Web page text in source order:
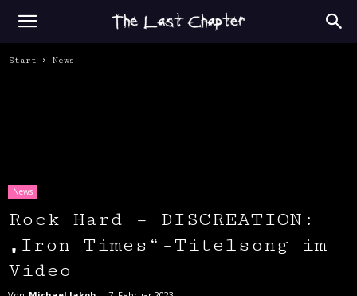
Start News
News
Rock Hard – DISCREATION:
„Iron Times“-Titelsong im
Video